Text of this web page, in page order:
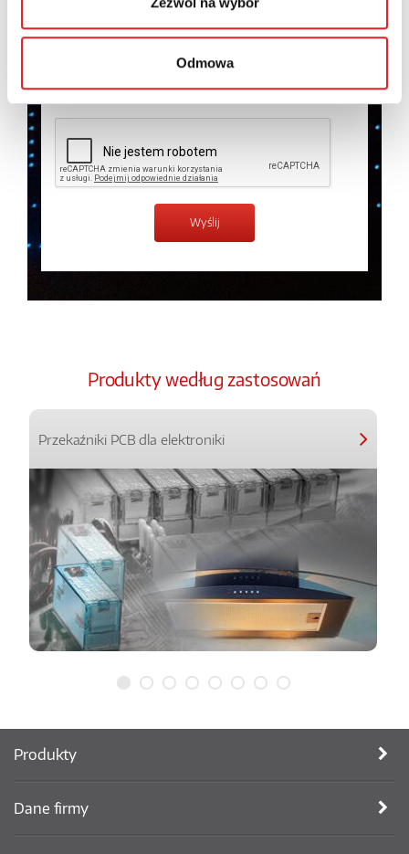
Odmowa
osobowych przez Relpol S.A. Więcej informacji na
temat przetwarzania danych osobowych wPolityce
Zapoznałem z treściąPolityki Prywatności*
Produkty według zastosowań
Przekaźniki PCB dla elektroniki
Produkty
Dane firmy